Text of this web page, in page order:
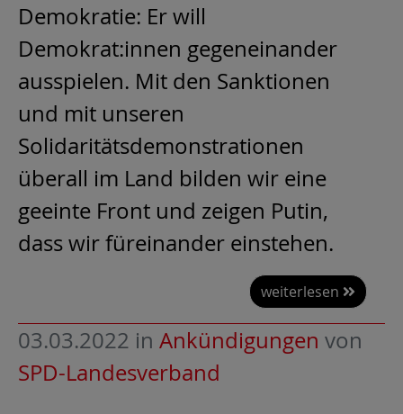
Demokratie: Er will
Demokrat:innen gegeneinander
ausspielen. Mit den Sanktionen
und mit unseren
Solidaritätsdemonstrationen
überall im Land bilden wir eine
geeinte Front und zeigen Putin,
dass wir füreinander einstehen.
weiterlesen
03.03.2022 in Ankündigungen von
SPD-Landesverband